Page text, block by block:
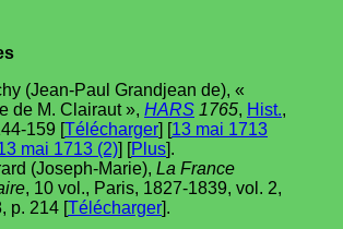
(Jean-Paul Grandjean de), «
de M. Clairaut », HARS 1765, Hist.,
159 [Télécharger] [13 mai 1713
mai 1713 (2)] [Plus].
(Joseph-Marie), La France
, 10 vol., Paris, 1827-1839, vol. 2,
p. 214 [Télécharger].